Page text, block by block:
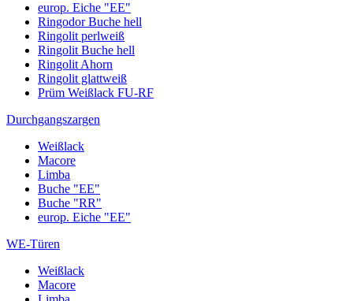
europ. Eiche "EE"
Ringodor Buche hell
Ringolit perlweiß
Ringolit Buche hell
Ringolit Ahorn
Ringolit glattweiß
Prüm Weißlack FU-RF
Durchgangszargen
Weißlack
Macore
Limba
Buche "EE"
Buche "RR"
europ. Eiche "EE"
WE-Türen
Weißlack
Macore